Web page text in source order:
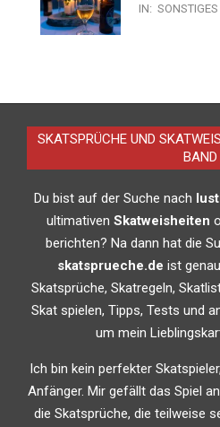
IN: SONSTIGES
SKATSPRÜCHE UND
BAND
Du bist auf der Suche nach
ultimativen Skatweisheiten
berichten? Na dann hat die
skatsprueche.de ist
Skatsprüche, Skatregeln,
Skat spielen, Tipps, Tests und
um mein
Ich bin kein perfekter
Anfänger. Mir gefällt das Spiel
die Skatsprüche, die teilweise